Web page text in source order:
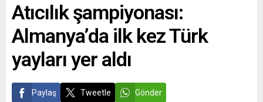
Atıcılık şampiyonası:
Almanya’da ilk kez Türk
yayları yer aldı
Paylaş Tweetle Gönder